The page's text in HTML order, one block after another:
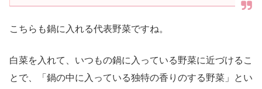
こちらも鍋に入れる代表野菜ですね。
白菜を入れて、いつもの鍋に入っている野菜に近づけるこ
とで、「鍋の中に入っている独特の香りのする野菜」とい